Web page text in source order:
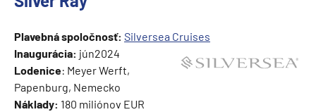
Plavebná spoločnosť: Silversea Cruises
Inaugurácia: jún2024
Lodenice: Meyer Werft,
Papenburg, Nemecko
Náklady: 180 miliónov EUR